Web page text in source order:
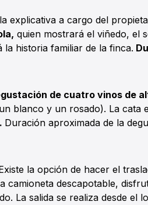
explicativa a cargo del
quien mostrará el viñedo, el
historia familiar de la finca.
de cuatro vinos de
blanco y un rosado). La cata
Duración aproximada de la
la opción de hacer el
camioneta descapotable,
La salida se realiza desde el